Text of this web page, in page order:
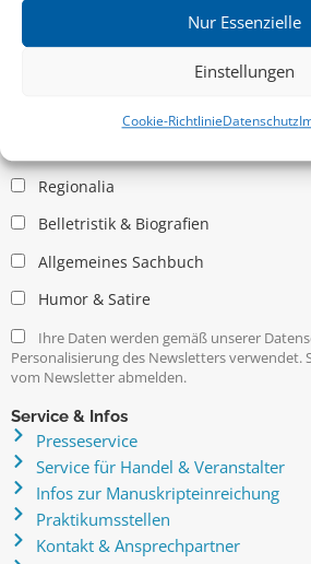
Nur Essenzielle
Einstellungen
Cookie-RichtlinieDatenschutz
Kritische Theorie / Philosophie
Regionalia
Belletristik & Biografien
Allgemeines Sachbuch
Humor & Satire
Ihre Daten werden gemäß unserer
Personalisierung des Newsletters verwendet.
vom Newsletter abmelden.
Service & Infos
Presseservice
Service für Handel & Veranstalter
Infos zur Manuskripteinreichung
Praktikumsstellen
Kontakt & Ansprechpartner